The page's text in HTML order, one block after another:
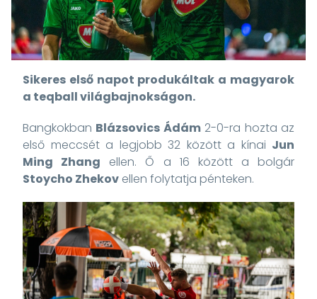
Sikeres első napot produkáltak a magyarok
a teqball világbajnokságon.
Bangkokban Blázsovics Ádám2-0-ra hozta az
első meccsét a legjobb 32 között a kínai Jun
Ming Zhang ellen. Ő a 16 között a bolgár
Stoycho Zhekov ellen folytatja pénteken.